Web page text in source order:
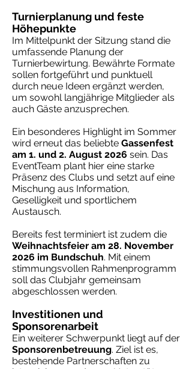
Turnierplanung und feste
Höhepunkte
Im Mittelpunkt der Sitzung stand die
umfassende Planung der
Turnierbewirtung. Bewährte Formate
sollen fortgeführt und punktuell
durch neue Ideen ergänzt werden,
um sowohl langjährige Mitglieder als
auch Gäste anzusprechen.
Ein besonderes Highlight im Sommer
wird erneut das beliebte Gassenfest
am 1. und 2. August 2026 sein. Das
EventTeam plant hier eine starke
Präsenz des Clubs und setzt auf eine
Mischung aus Information,
Geselligkeit und sportlichem
Austausch.
Bereits fest terminiert ist zudem die
Weihnachtsfeier am 28. November
2026 im Bundschuh. Mit einem
stimmungsvollen Rahmenprogramm
soll das Clubjahr gemeinsam
abgeschlossen werden.
Investitionen und
Sponsorenarbeit
Ein weiterer Schwerpunkt liegt auf der
Sponsorenbetreuung. Ziel ist es,
bestehende Partnerschaften zu